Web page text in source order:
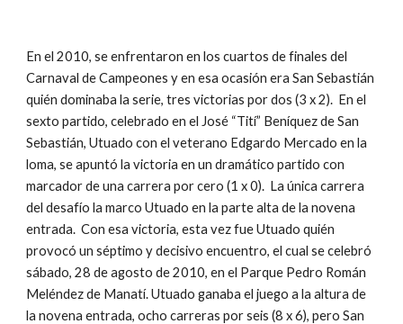
En el 2010, se enfrentaron en los cuartos de finales del
Carnaval de Campeones y en esa ocasión era San Sebastián
quién dominaba la serie, tres victorias por dos (3 x 2).  En el
sexto partido, celebrado en el José “Tití” Beníquez de San
Sebastián, Utuado con el veterano Edgardo Mercado en la
loma, se apuntó la victoria en un dramático partido con
marcador de una carrera por cero (1 x 0).  La única carrera
del desafío la marco Utuado en la parte alta de la novena
entrada.  Con esa victoria, esta vez fue Utuado quién
provocó un séptimo y decisivo encuentro, el cual se celebró
sábado, 28 de agosto de 2010, en el Parque Pedro Román
Meléndez de Manatí. Utuado ganaba el juego a la altura de
la novena entrada, ocho carreras por seis (8 x 6), pero San